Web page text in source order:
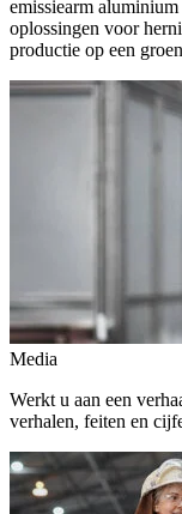
emissiearm
oplossingen voor
productie op een
Media
Werkt u aan een
verhalen, feiten en